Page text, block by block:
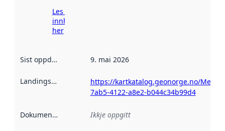
Les meir om
innhenting
her
Sist oppdatert 9. mai 2026
Landingsside
https://kartkatalog.geonorge.no/
7ab5-4122-a8e2-b044c34b99d4
Dokumentasjon Ikkje oppgitt